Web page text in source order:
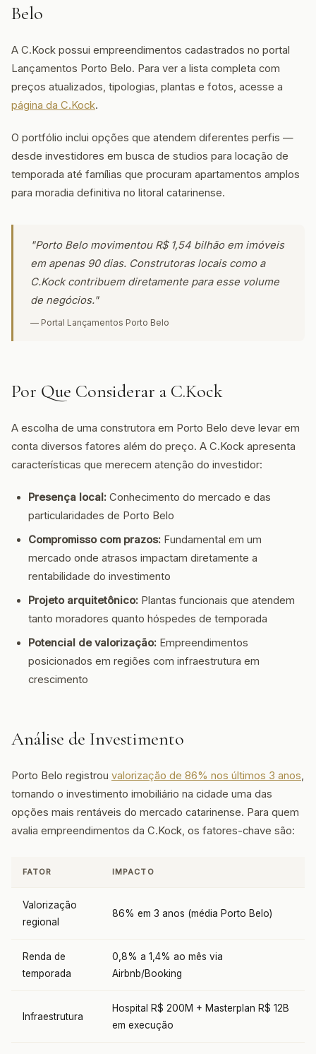
Belo
A C.Kock possui empreendimentos cadastrados no portal
Lançamentos Porto Belo. Para ver a lista completa com
preços atualizados, tipologias, plantas e fotos, acesse a
página da C.Kock.
O portfólio inclui opções que atendem diferentes perfis —
desde investidores em busca de studios para locação de
temporada até famílias que procuram apartamentos amplos
para moradia definitiva no litoral catarinense.
"Porto Belo movimentou R$ 1,54 bilhão em imóveis
em apenas 90 dias. Construtoras locais como a
C.Kock contribuem diretamente para esse volume
de negócios."
— Portal Lançamentos Porto Belo
Por Que Considerar a C.Kock
A escolha de uma construtora em Porto Belo deve levar em
conta diversos fatores além do preço. A C.Kock apresenta
características que merecem atenção do investidor:
Presença local: Conhecimento do mercado e das
particularidades de Porto Belo
Compromisso com prazos: Fundamental em um
mercado onde atrasos impactam diretamente a
rentabilidade do investimento
Projeto arquitetônico: Plantas funcionais que atendem
tanto moradores quanto hóspedes de temporada
Potencial de valorização: Empreendimentos
posicionados em regiões com infraestrutura em
crescimento
Análise de Investimento
Porto Belo registrou valorização de 86% nos últimos 3 anos,
tornando o investimento imobiliário na cidade uma das
opções mais rentáveis do mercado catarinense. Para quem
avalia empreendimentos da C.Kock, os fatores-chave são:
FATOR IMPACTO
Valorização
regional
86% em 3 anos (média Porto Belo)
Renda de
temporada
0,8% a 1,4% ao mês via
Airbnb/Booking
Infraestrutura
Hospital R$ 200M + Masterplan R$ 12B
em execução